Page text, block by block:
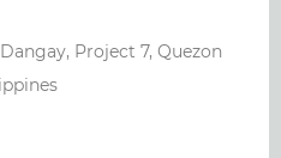
Project 7, Quezon